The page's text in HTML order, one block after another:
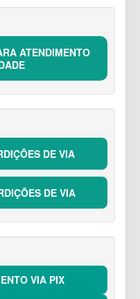
ATENDIMENTO
DE VIA
DE VIA
VIA PIX